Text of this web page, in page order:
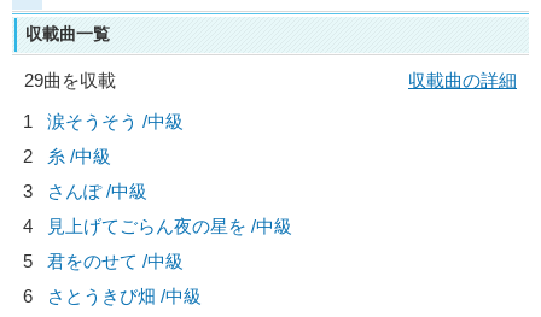
収載曲一覧
29曲を収載
収載曲の詳細
1
涙そうそう /中級
2
糸 /中級
3
さんぽ /中級
4
見上げてごらん夜の星を /中級
5
君をのせて /中級
6
さとうきび畑 /中級